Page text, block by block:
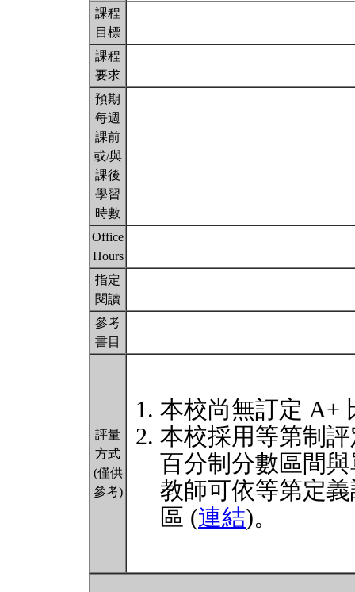
課程
目標
課程
要求
預期
每週
課前
或/與
課後
學習
時數
Office
Hours
指定
閱讀
參考
書目
評量
方式
(僅供
參考)
本校尚無訂定 A+
本校採用等第制
百分制分數區間
教師可依等第定
區 (連結)。